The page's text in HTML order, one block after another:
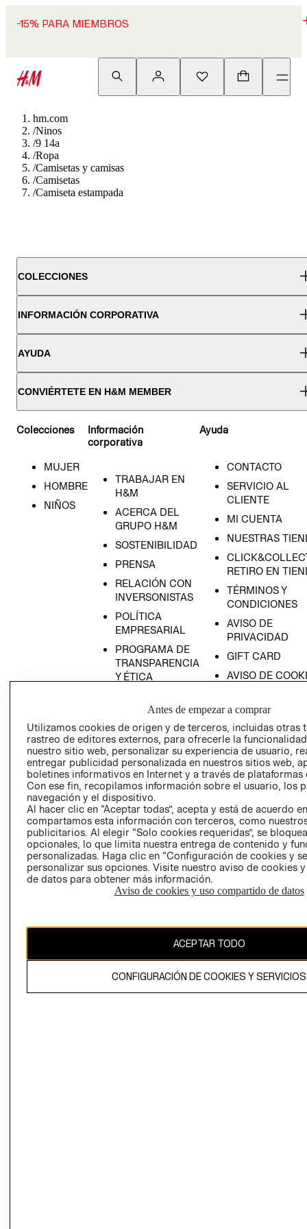
-15% PARA MIEMBROS
hm.com
/Ninos
/9 14a
/Ropa
/Camisetas y camisas
/Camisetas
/Camiseta estampada
COLECCIONES
INFORMACIÓN CORPORATIVA
AYUDA
CONVIÉRTETE EN H&M MEMBER
Colecciones
MUJER
HOMBRE
NIÑOS
Información
corporativa
TRABAJAR EN
H&M
ACERCA DEL
GRUPO H&M
SOSTENIBILIDAD
PRENSA
RELACIÓN CON
INVERSONISTAS
POLÍTICA
EMPRESARIAL
PROGRAMA DE
TRANSPARENCIA
Y ÉTICA
PROGRAMA DE
TRANSPARENCIA
Y ÉTICA (INGLÉS)
Ayuda
CONTACTO
SERVICIO AL
CLIENTE
MI CUENTA
NUESTRAS
RETIRO EN
TÉRMINOS Y
CONDICIONES
AVISO DE
PRIVACIDAD
GIFT CARD
AVISO DE
DE INDUSTRIA Y
COMERCIO - SIC
PETICIONES
QUEJAS Y
RECLAMOS
Colombia ($)
CAMBIAR REGIÓN
El contenido de esta página web está protegido por copyright y es
propiedad de H&M Hennes & Mauritz AB.
Antes de empezar a comprar
Utilizamos cookies de origen y de terceros, incluidas otras
rastreo de editores externos, para ofrecerle la
nuestro sitio web, personalizar su experiencia de usuario,
entregar publicidad personalizada en nuestros sitios web,
boletines informativos en Internet y a través de plataformas
Con ese fin, recopilamos información sobre el usuario, los
navegación y el dispositivo.
Al hacer clic en “Aceptar todas”, acepta y está de acuerdo
compartamos esta información con terceros, como
publicitarios. Al elegir “Solo cookies requeridas”, se
opcionales, lo que limita nuestra entrega de contenido y
personalizadas. Haga clic en “Configuración de cookies y
personalizar sus opciones. Visite nuestro aviso de cookies
de datos para obtener más información.
Aviso de cookies y uso compartido de datos
ACEPTAR TODO
CONFIGURACIÓN DE COOKIES Y SERVICIOS